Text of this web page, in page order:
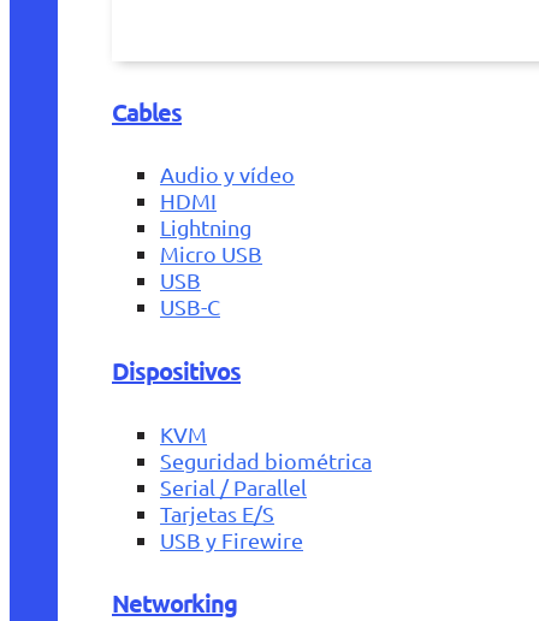
Cables
Audio y vídeo
HDMI
Lightning
Micro USB
USB
USB-C
Dispositivos
KVM
Seguridad biométrica
Serial / Parallel
Tarjetas E/S
USB y Firewire
Networking